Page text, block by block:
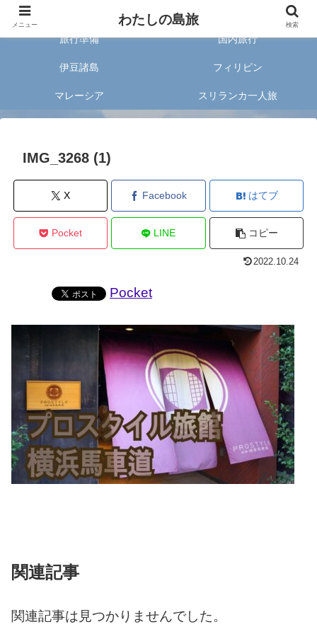
旅好きな20代女子が案内する旅のあれこれ✈︎
旅行準備 国内旅行
伊豆諸島 フィリピン
マレーシア スリランカ一人旅
IMG_3268 (1)
X Facebook はてブ
Pocket LINE コピー
2022.10.24
Pocket
関連記事
関連記事は見つかりませんでした。
メニュー わたしの島旅 検索